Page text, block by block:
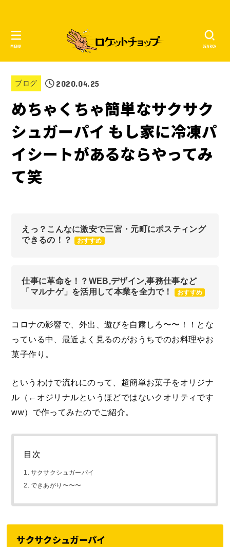
SEARCH
MENU
ブログ 2020.04.25
めちゃくちゃ簡単なサクサク
シュガーパイ もし家に冷凍パ
イシートがあるならやってみ
て笑
えっ？こんなに激安で三宮・元町にポスティング
できるの！？
おすすめ
仕事に革命を！？WEB,デザイン,事務仕事など
「マルナゲ」を活用して本業を全力で！
おすすめ
コロナの影響で、外出、遊びを自粛しろ〜〜！！とな
っている中、最近よく見るのがおうちでのお料理やお
菓子作り。
というわけで流れにのって、超簡単お菓子をオリジナ
ル（←オジリナルというほどではないクオリティです
ww）で作ってみたのでご紹介。
目次
サクサクシュガーパイ
できあがり〜〜〜
サクサクシュガーパイ